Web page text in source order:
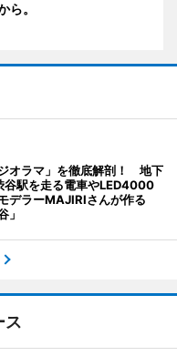
ら。
オラマ」を徹底解剖！ 地下
谷駅を走る電車やLED4000
デラーMAJIRIさんが作る
」
ス